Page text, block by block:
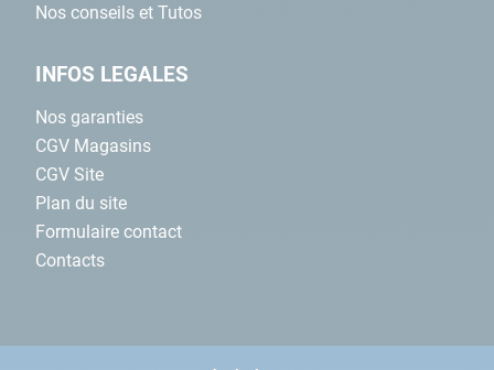
Nos conseils et Tutos
INFOS LEGALES
Nos garanties
CGV Magasins
CGV Site
Plan du site
Formulaire contact
Contacts